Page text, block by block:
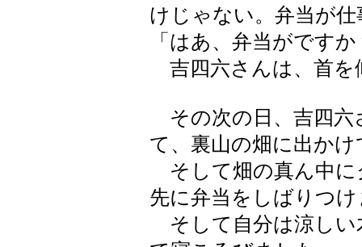
けじゃない。弁当が
「はあ、弁当がですか
吉四六さんは、首を
その次の日、吉四六
て、裏山の畑に出か
そして畑の真ん中に
先に弁当をしばりつ
そして自分は涼しい